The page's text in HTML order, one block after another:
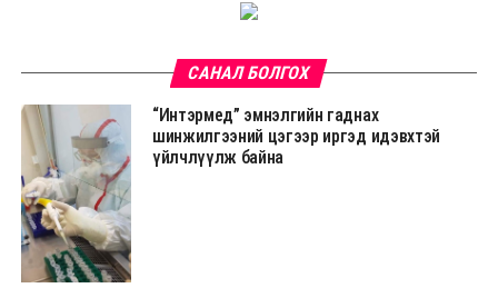
САНАЛ БОЛГОХ
“Интэрмед” эмнэлгийн гаднах
шинжилгээний цэгээр иргэд идэвхтэй
үйлчлүүлж байна